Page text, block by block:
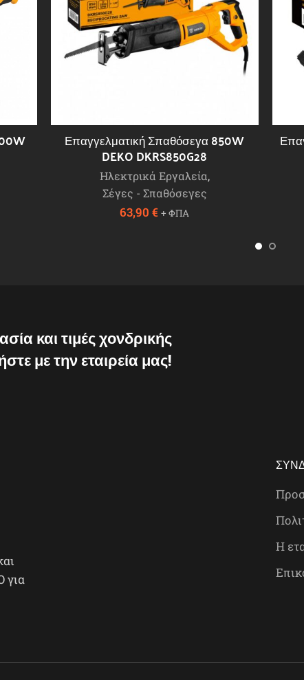
Επαγγελματική Σπαθόσεγα 850W
DEKO DKRS850G28
Ηλεκτρικά Εργαλεία,
Σέγες - Σπαθόσεγες
63,90€ + ΦΠΑ
και τιμές χονδρικής
με την εταιρεία μας!
για
Η